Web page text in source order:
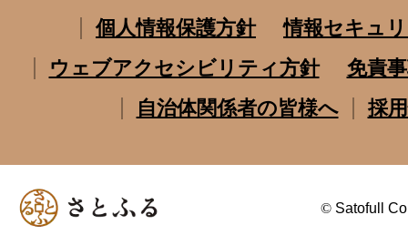
個人情報保護方針
情報セキュ
ウェブアクセシビリティ方針
免責
自治体関係者の皆様へ
採
© Satofull